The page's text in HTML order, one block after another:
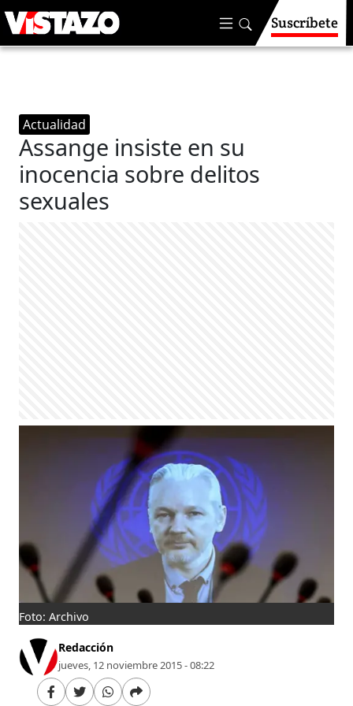
Suscríbete
Actualidad
Assange insiste en su
inocencia sobre delitos
sexuales
Foto: Archivo
Redacción
jueves, 12 noviembre 2015 - 08:22